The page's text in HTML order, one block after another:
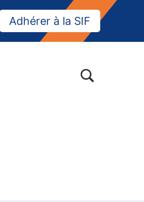
Adhérer à la SIF